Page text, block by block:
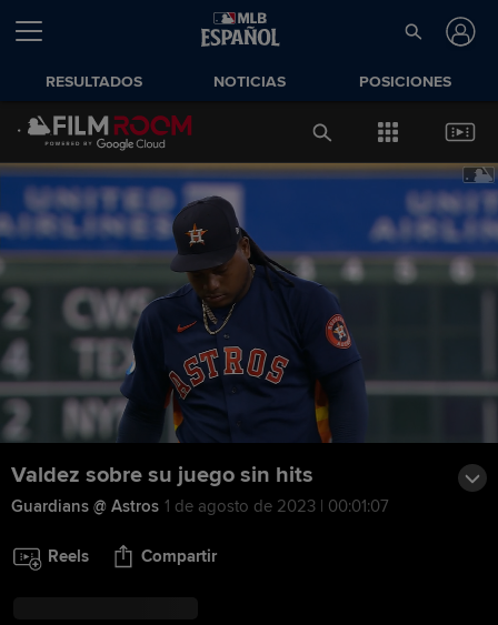
RESULTADOS NOTICIAS POSICIONES
Valdez sobre su juego sin hits
Guardians @ Astros 1 de agosto de 2023 | 00:01:07
Reels Compartir